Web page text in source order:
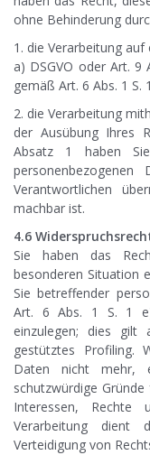
ohne Behinderung
1. die Verarbeitung auf
a) DSGVO oder Art. 9
gemäß Art. 6 Abs. 1 S.
2. die Verarbeitung
der Ausübung Ihres
Absatz 1 haben
Verantwortlichen
machbar ist.
4.6
Sie haben das
besonderen Situation
Sie betreffender
Art. 6 Abs. 1 S. 1
einzulegen; dies gilt
gestütztes Profiling.
Daten nicht mehr,
schutzwürdige
Interessen, Rechte
Verarbeitung dient
Verteidigung von